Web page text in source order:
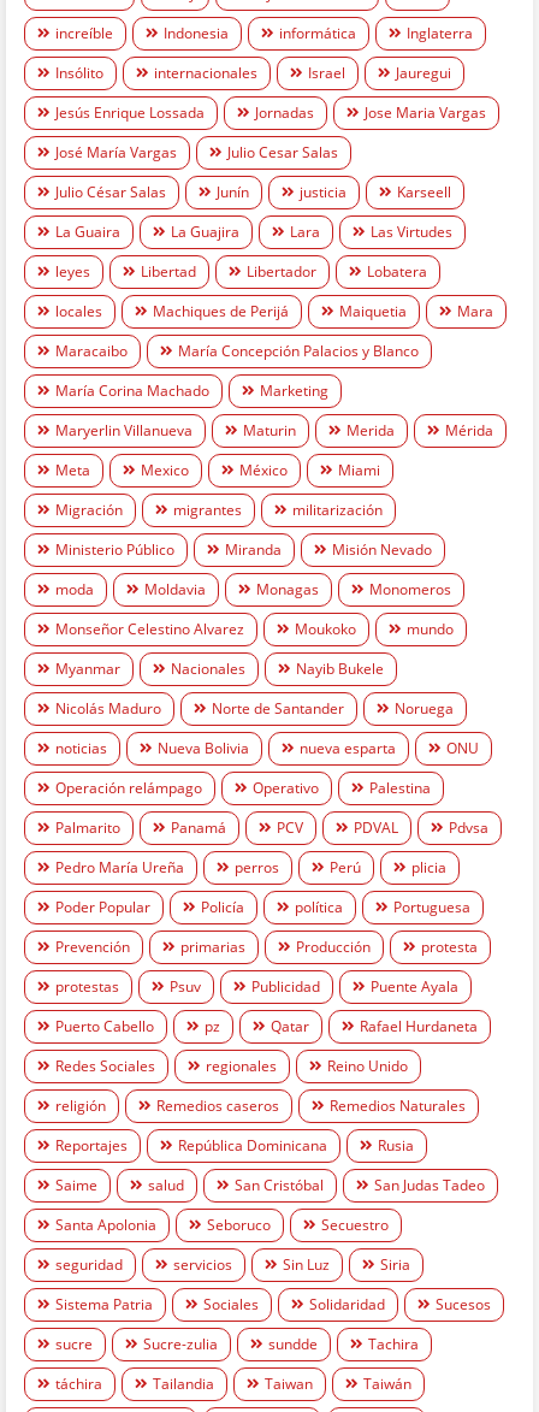
increíble
Indonesia informática
Inglaterra
Insólito
internacionales Israel
Jauregui
Jesús Enrique Lossada
Jornadas
Jose Maria Vargas
José María Vargas
Julio Cesar Salas
Julio César Salas
Junín justicia
Karseell
La Guaira
La Guajira Lara
Las Virtudes
leyes
Libertad Libertador
Lobatera
locales
Machiques de Perijá Maiquetia
Mara
Maracaibo
María Concepción Palacios y Blanco
María Corina Machado
Marketing
Maryerlin Villanueva
Maturin Merida
Mérida
Meta
Mexico México
Miami
Migración
migrantes
militarización
Ministerio Público
Miranda
Misión Nevado
moda
Moldavia Monagas
Monomeros
Monseñor Celestino Alvarez
Moukoko
mundo
Myanmar
Nacionales
Nayib Bukele
Nicolás Maduro
Norte de Santander
Noruega
noticias
Nueva Bolivia nueva esparta
ONU
Operación relámpago
Operativo
Palestina
Palmarito
Panamá PCV PDVAL
Pdvsa
Pedro María Ureña
perros Perú
plicia
Poder Popular
Policía política
Portuguesa
Prevención
primarias Producción
protesta
protestas
Psuv Publicidad
Puente Ayala
Puerto Cabello
pz Qatar
Rafael Hurdaneta
Redes Sociales
regionales
Reino Unido
religión
Remedios caseros
Remedios Naturales
Reportajes
República Dominicana
Rusia
Saime
salud San Cristóbal
San Judas Tadeo
Santa Apolonia
Seboruco
Secuestro
seguridad
servicios Sin Luz
Siria
Sistema Patria
Sociales Solidaridad
Sucesos
sucre
Sucre-zulia sundde
Tachira
táchira
Tailandia Taiwan
Taiwán